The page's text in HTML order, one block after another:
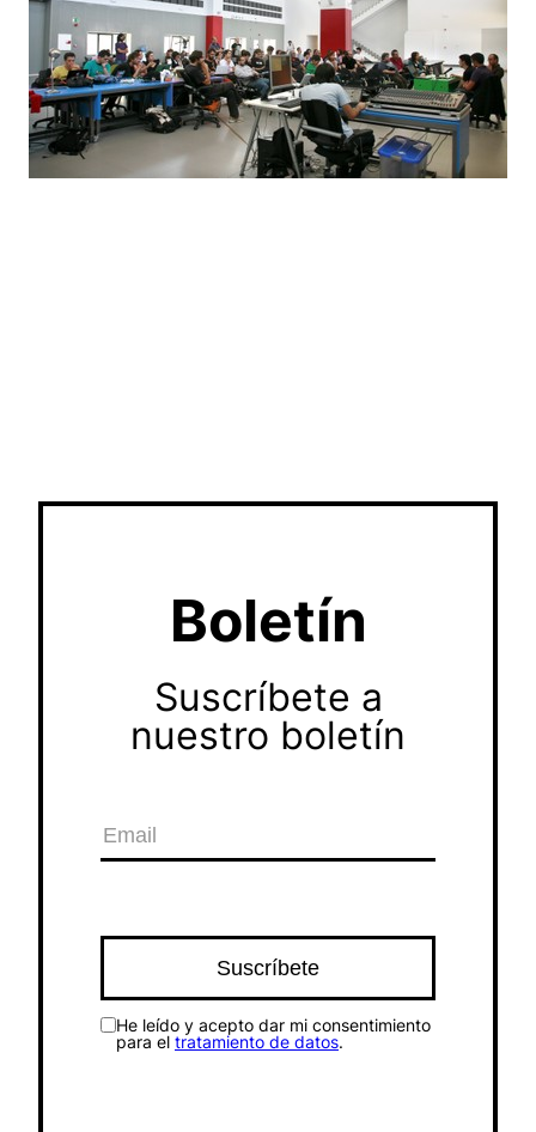
Boletín
Suscríbete a
nuestro boletín
He leído y acepto dar mi consentimiento
para el tratamiento de datos.